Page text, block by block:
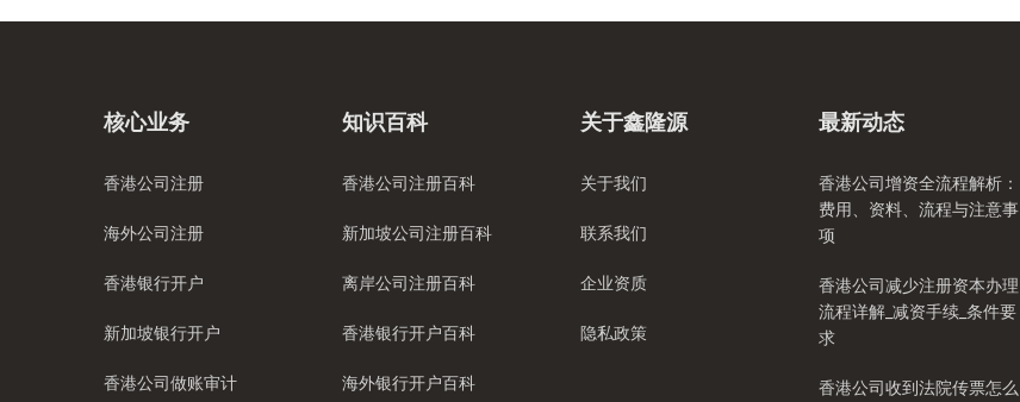
核心业务
香港公司注册
海外公司注册
香港银行开户
新加坡银行开户
香港公司做账审计
知识百科
香港公司注册百科
新加坡公司注册百科
离岸公司注册百科
香港银行开户百科
海外银行开户百科
关于鑫隆源
关于我们
联系我们
企业资质
隐私政策
最新动态
香港公司增资全流程解析：
费用、资料、流程与注意事
项
香港公司减少注册资本办理
流程详解_减资手续_条件要
求
香港公司收到法院传票怎么